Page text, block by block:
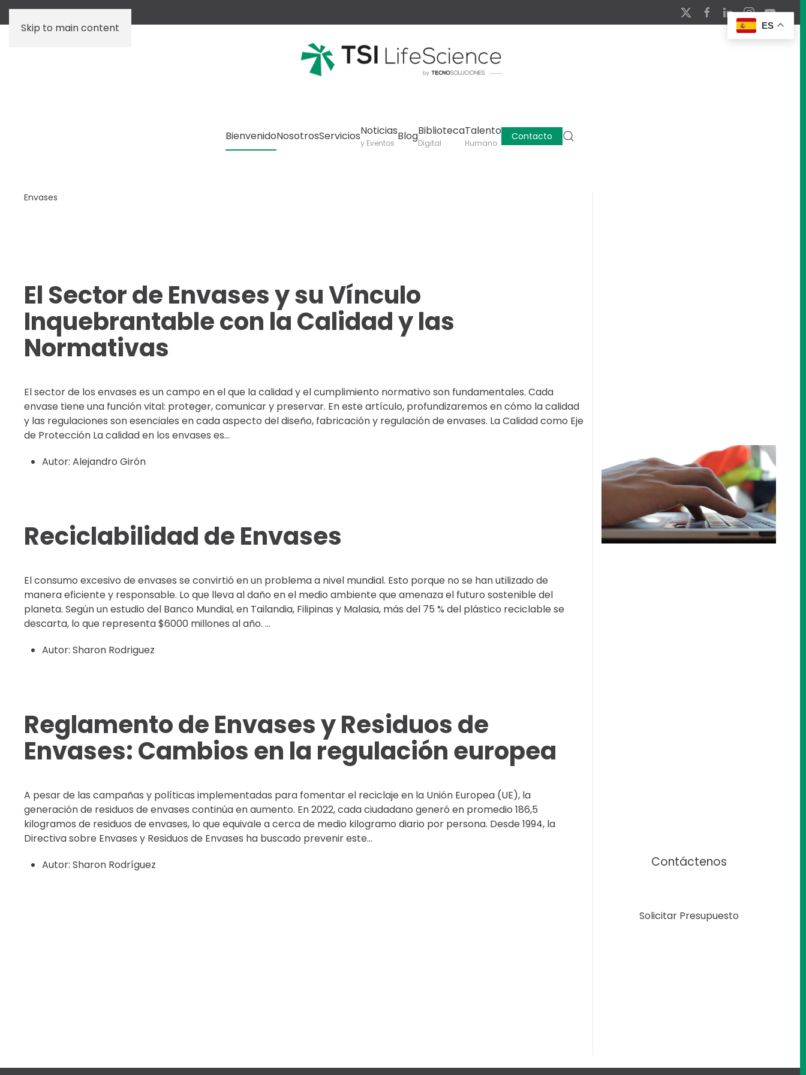
Skip to main content
BienvenidoNosotrosServiciosNoticias
y Eventos
BlogBiblioteca
Digital
Talento
Humano
Contacto
ES
Envases
El Sector de Envases y su Vínculo
Inquebrantable con la Calidad y las
Normativas
El sector de los envases es un campo en el que la calidad y el cumplimiento normativo son fundamentales. Cada
envase tiene una función vital: proteger, comunicar y preservar. En este artículo, profundizaremos en cómo la calidad
y las regulaciones son esenciales en cada aspecto del diseño, fabricación y regulación de envases. La Calidad como Eje
de Protección La calidad en los envases es...
Autor: Alejandro Girón
Reciclabilidad de Envases
El consumo excesivo de envases se convirtió en un problema a nivel mundial. Esto porque no se han utilizado de
manera eficiente y responsable. Lo que lleva al daño en el medio ambiente que amenaza el futuro sostenible del
planeta. Según un estudio del Banco Mundial, en Tailandia, Filipinas y Malasia, más del 75 % del plástico reciclable se
descarta, lo que representa $6000 millones al año. ...
Autor: Sharon Rodriguez
Reglamento de Envases y Residuos de
Envases: Cambios en la regulación europea
A pesar de las campañas y políticas implementadas para fomentar el reciclaje en la Unión Europea (UE), la
generación de residuos de envases continúa en aumento. En 2022, cada ciudadano generó en promedio 186,5
kilogramos de residuos de envases, lo que equivale a cerca de medio kilogramo diario por persona. Desde 1994, la
Directiva sobre Envases y Residuos de Envases ha buscado prevenir este...
Autor: Sharon Rodríguez Contáctenos
Solicitar Presupuesto